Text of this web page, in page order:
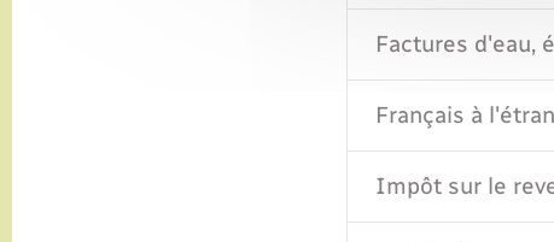
Factures d'eau,
Français à
Impôt sur le